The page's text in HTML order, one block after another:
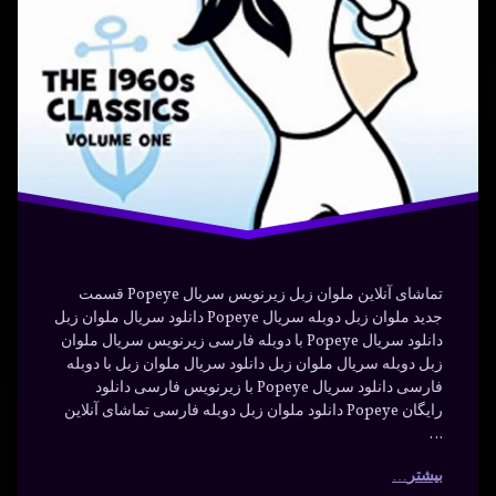
تماشای آنلاین ملوان زبل زیرنویس سریال Popeye قسمت
جدید ملوان زبل دوبله سریال Popeye دانلود سریال ملوان زبل
دانلود سریال Popeye با دوبله فارسی زیرنویس سریال ملوان
زبل دوبله سریال ملوان زبل دانلود سریال ملوان زبل با دوبله
فارسی دانلود سریال Popeye با زیرنویس فارسی دانلود
رایگان Popeye دانلود ملوان زبل دوبله فارسی تماشای آنلاین
…
بیشتر
ماجراجویی